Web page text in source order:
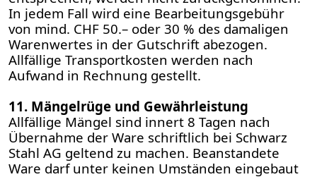
In jedem Fall wird eine Bearbeitungsgebühr
von mind. CHF 50.– oder 30 % des damaligen
Warenwertes in der Gutschrift abezogen.
Allfällige Transportkosten werden nach
Aufwand in Rechnung gestellt.
11. Mängelrüge und Gewährleistung
Allfällige Mängel sind innert 8 Tagen nach
Übernahme der Ware schriftlich bei Schwarz
Stahl AG geltend zu machen. Beanstandete
Ware darf unter keinen Umständen eingebaut